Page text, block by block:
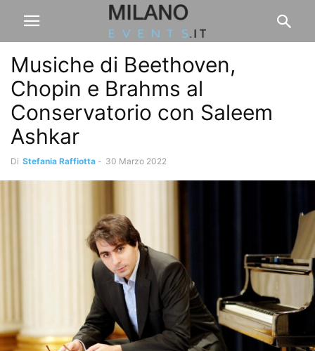
Musiche di Beethoven,
Chopin e Brahms al
Conservatorio con Saleem
Ashkar
Di Stefania Raffiotta - 30 Marzo 2022